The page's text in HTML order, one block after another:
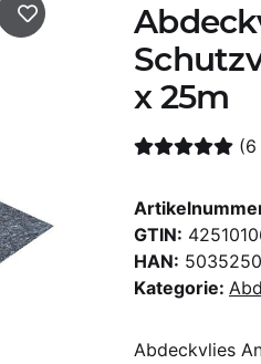
x 25m
(6
GTIN:
HAN:
Kategorie:
Abdeckvlies